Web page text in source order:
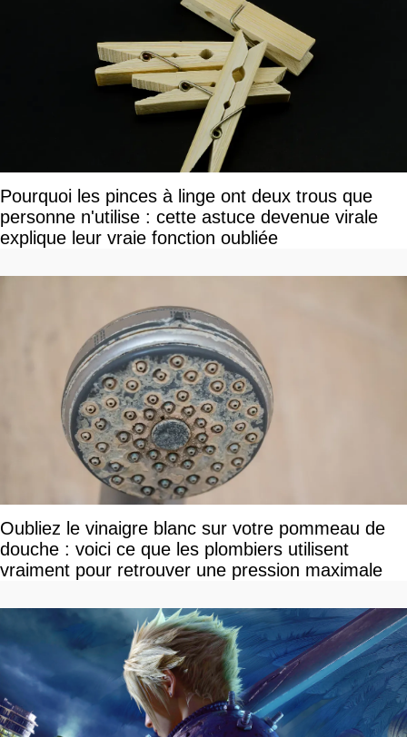
Pourquoi les pinces à linge ont deux trous que
personne n'utilise : cette astuce devenue virale
explique leur vraie fonction oubliée
Oubliez le vinaigre blanc sur votre pommeau de
douche : voici ce que les plombiers utilisent
vraiment pour retrouver une pression maximale